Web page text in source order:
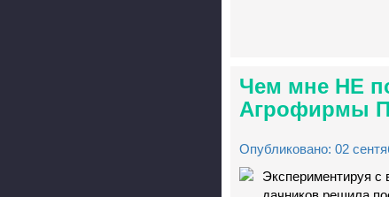
Чем мне НЕ
Агрофирмы
Опубликовано: 02
Экспериментируя с